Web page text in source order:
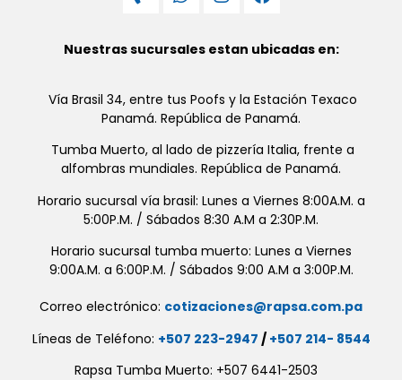
Nuestras sucursales estan ubicadas en:
Vía Brasil 34, entre tus Poofs y la Estación Texaco
Panamá. República de Panamá.
Tumba Muerto, al lado de pizzería Italia, frente a
alfombras mundiales. República de Panamá.
Horario sucursal vía brasil: Lunes a Viernes 8:00A.M. a
5:00P.M. / Sábados 8:30 A.M a 2:30P.M.
Horario sucursal tumba muerto: Lunes a Viernes
9:00A.M. a 6:00P.M. / Sábados 9:00 A.M a 3:00P.M.
Correo electrónico: cotizaciones@rapsa.com.pa
Líneas de Teléfono: +507 223-2947 / +507 214- 8544
Rapsa Tumba Muerto: +507 6441-2503